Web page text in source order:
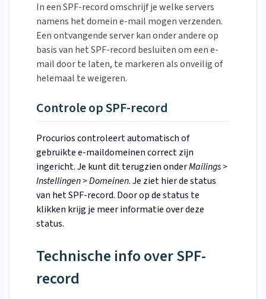
In een SPF-record omschrijf je welke servers
namens het domein e-mail mogen verzenden.
Een ontvangende server kan onder andere op
basis van het SPF-record besluiten om een e-
mail door te laten, te markeren als onveilig of
helemaal te weigeren.
Controle op SPF-record
Procurios controleert automatisch of
gebruikte e-maildomeinen correct zijn
ingericht. Je kunt dit terugzien onderMailings >
Instellingen > Domeinen. Je ziet hier de status
van het SPF-record. Door op de status te
klikken krijg je meer informatie over deze
status.
Technische info over SPF-
record